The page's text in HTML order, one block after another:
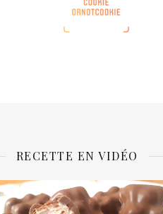
RECETTE EN VIDÉO